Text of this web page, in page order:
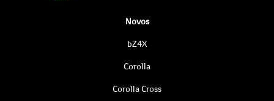
Novos
bZ4X
Corolla
Corolla Cross